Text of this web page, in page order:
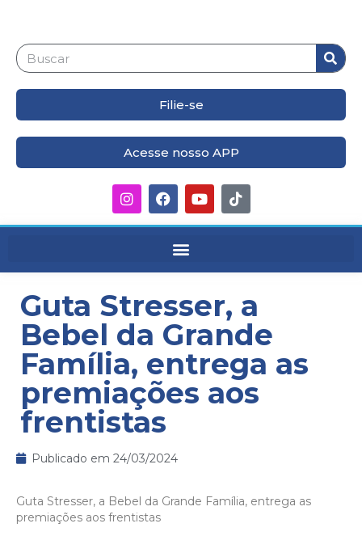
Filie-se
Acesse nosso APP
Guta Stresser, a
Bebel da Grande
Família, entrega as
premiações aos
frentistas
Publicado em 24/03/2024
Guta Stresser, a Bebel da Grande Família, entrega as
premiações aos frentistas